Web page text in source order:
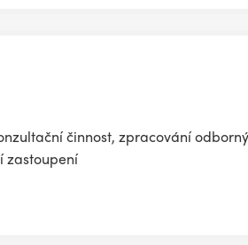
činnost, zpracování
zastoupení